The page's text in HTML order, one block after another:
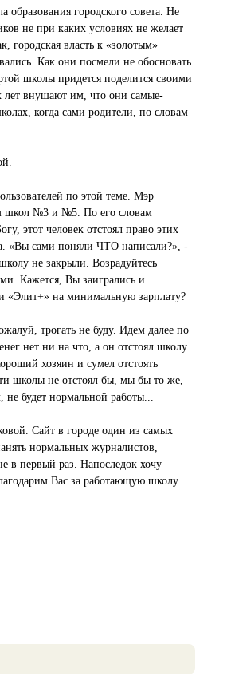
городского совета. Не
не при каких условиях не желает
городская власть к «золотым»
Как они посмели не обосновать
школы придется поделится своими
лет внушают им, что они самые-
когда сами родители, по словам
по этой теме. Мэр
школ №3 и №5. По его словам
этот человек отстоял право этих
«Вы сами поняли ЧТО написали?», -
не закрыли. Возрадуйтесь
Кажется, Вы заигрались и
«Элит+» на минимальную зарплату?
трогать не буду. Идем далее по
нет ни на что, а он отстоял школу
хозяин и сумел отстоять
школы не отстоял бы, мы бы то же,
будет нормальной работы...
Сайт в городе один из самых
нормальных журналистов,
в первый раз. Напоследок хочу
Вас за работающую школу.